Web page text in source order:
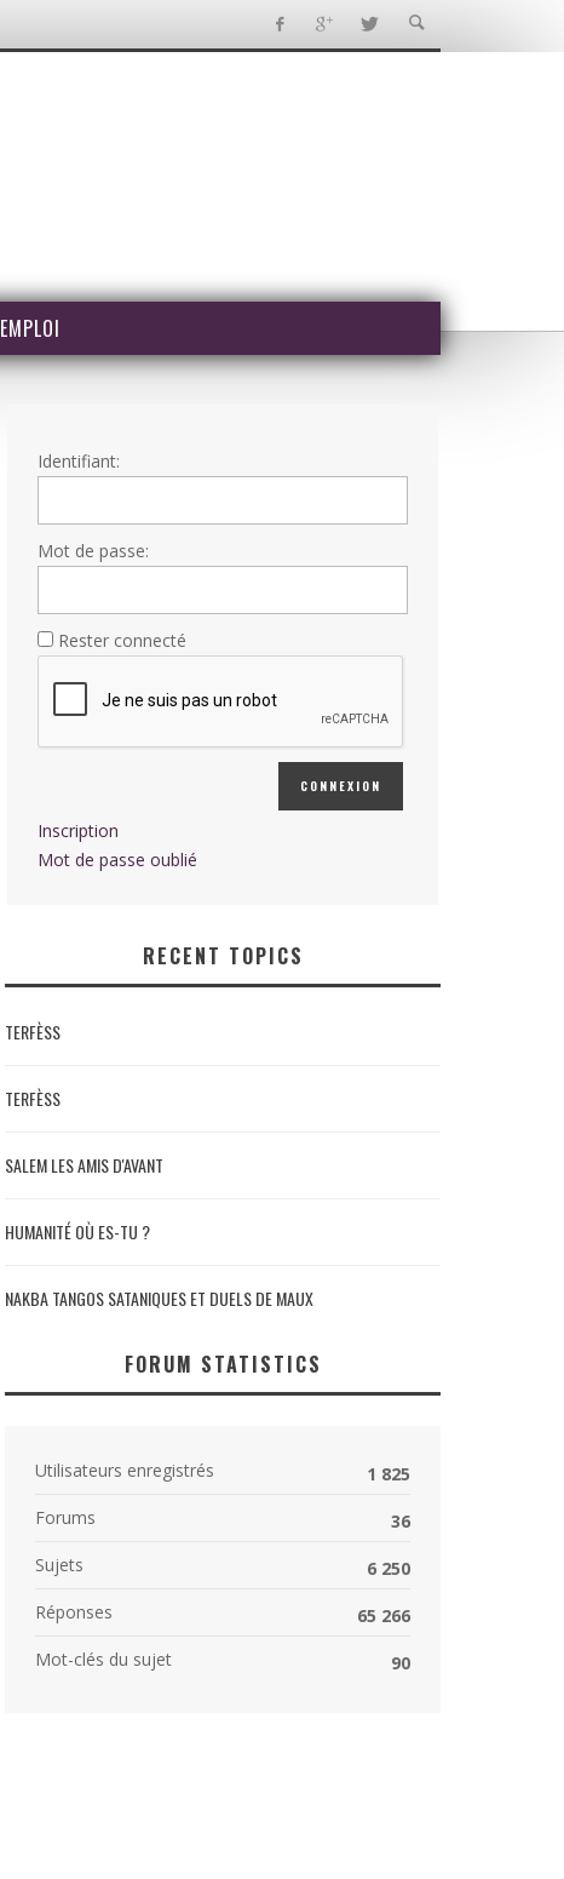
EMPLOI
Identifiant:
Mot de passe:
Rester connecté
CONNEXION
Inscription
Mot de passe oublié
RECENT TOPICS
TERFÈSS
TERFÈSS
SALEM LES AMIS D'AVANT
HUMANITÉ OÙ ES-TU ?
NAKBA TANGOS SATANIQUES ET DUELS DE MAUX
FORUM STATISTICS
Utilisateurs enregistrés
1 825
Forums
36
Sujets
6 250
Réponses
65 266
Mot-clés du sujet
90